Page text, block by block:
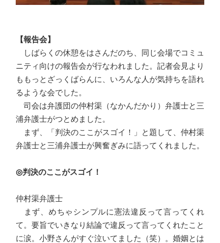
【報告会】
しばらくの休憩をはさんだのち、同じ会場でコミュ
ニティ向けの報告会が行なわれました。記者会見より
ももっとざっくばらんに、いろんな人が気持ちを語れ
るような会でした。
司会は弁護団の仲村渠（なかんだかり）弁護士と三
浦弁護士がつとめました。
まず、「判決のここがスゴイ！」と題して、仲村渠
弁護士と三浦弁護士が興奮ぎみに語ってくれました。
◎判決のここがスゴイ！
仲村渠弁護士
まず、めちゃシンプルに憲法違反って言ってくれ
て。要旨でいきなり結論で違反って言ってくれたこと
に涙。小野さんがすぐ泣いてました（笑）。婚姻とは